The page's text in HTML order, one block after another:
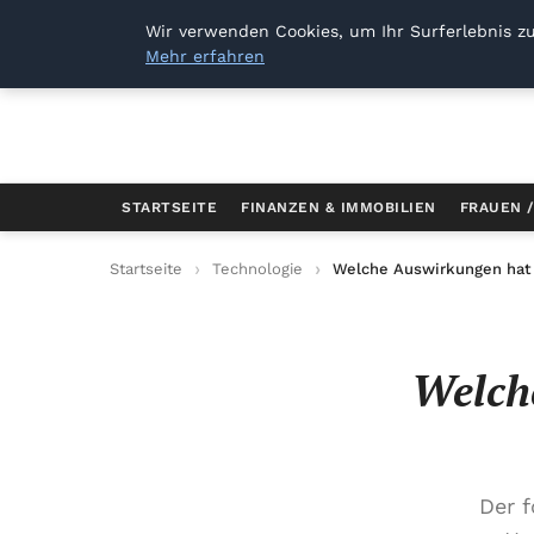
Dresden Sellout
STARTSEITE FINANZEN & IMMOBILIEN FRAUEN
Startseite Technologie Welche Auswirkungen
Der
Wir verwenden Cookies, um Ihr Surferlebnis
Mehr erfahren